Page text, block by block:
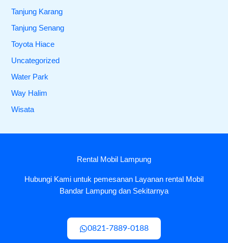
Tanjung Karang
Tanjung Senang
Toyota Hiace
Uncategorized
Water Park
Way Halim
Wisata
Rental Mobil Lampung
Hubungi Kami untuk pemesanan Layanan rental Mobil
Bandar Lampung dan Sekitarnya
0821-7889-0188